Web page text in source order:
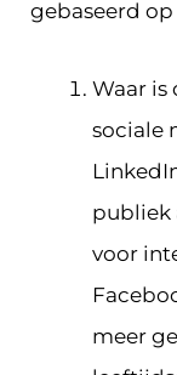
gebaseerd
Waar is
sociale
publiek
voor
meer